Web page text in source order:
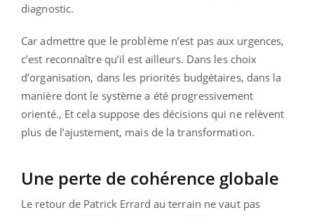
diagnostic.
Car admettre que le problème n’est pas aux urgences,
c’est reconnaître qu’il est ailleurs. Dans les choix
d’organisation, dans les priorités budgétaires, dans la
manière dont le système a été progressivement
orienté., Et cela suppose des décisions qui ne relèvent
plus de l’ajustement, mais de la transformation.
Une perte de cohérence globale
Le retour de Patrick Errard au terrain ne vaut pas